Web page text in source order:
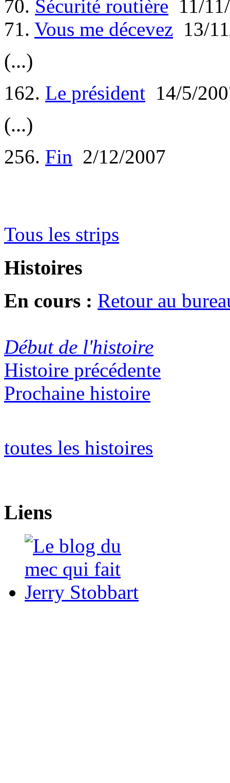
70. Sécurité routière 11/
71. Vous me décevez 13/
(...)
162. Le président 14/5/
(...)
256. Fin 2/12/2007
Tous les strips
Histoires
En cours : Retour au
Début de l'histoire
Histoire précédente
Prochaine histoire
toutes les histoires
Liens